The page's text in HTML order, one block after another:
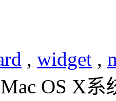
, widget ,
OS X